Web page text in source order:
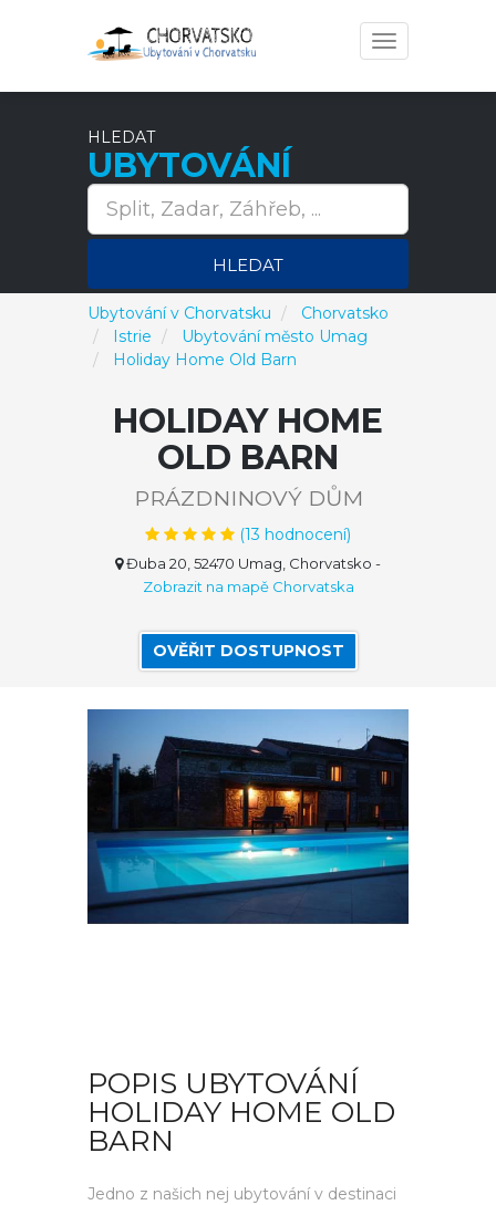
Toggle
navigation
HLEDAT
UBYTOVÁNÍ
HLEDAT
Ubytování v Chorvatsku
Chorvatsko
Istrie
Ubytování město Umag
Holiday Home Old Barn
HOLIDAY HOME
OLD BARN
PRÁZDNINOVÝ DŮM
(13 hodnocení)
Đuba 20, 52470 Umag, Chorvatsko -
Zobrazit na mapě Chorvatska
OVĚŘIT DOSTUPNOST
POPIS UBYTOVÁNÍ
HOLIDAY HOME OLD
BARN
Jedno z našich nej ubytování v destinaci